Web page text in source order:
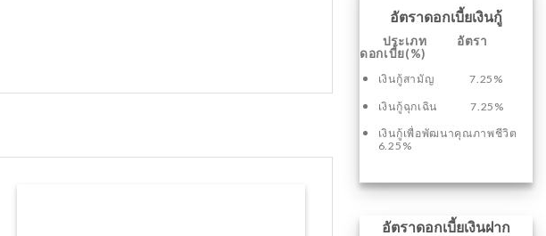
อัตราดอกเบี้ยเงินกู้
ประเภท อัตรา
ดอกเบี้ย(%)
เงินกู้สามัญ 7.25%
เงินกู้ฉุกเฉิน 7.25%
เงินกู้เพื่อพัฒนาคุณภาพชีวิต
6.25%
อัตราดอกเบี้ยเงินฝาก